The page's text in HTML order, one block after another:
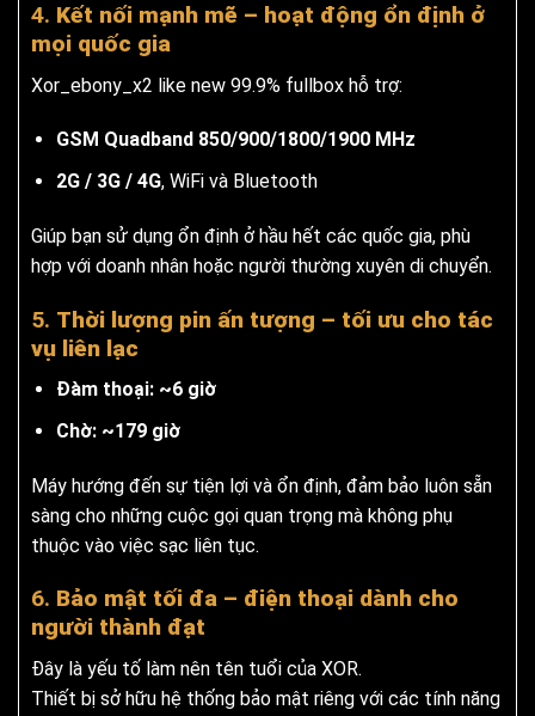
4. Kết nối mạnh mẽ – hoạt động ổn định ở
mọi quốc gia
Xor_ebony_x2 like new 99.9% fullbox hỗ trợ:
GSM Quadband 850/900/1800/1900 MHz
2G / 3G / 4G, WiFi và Bluetooth
Giúp bạn sử dụng ổn định ở hầu hết các quốc gia, phù
hợp với doanh nhân hoặc người thường xuyên di chuyển.
5. Thời lượng pin ấn tượng – tối ưu cho tác
vụ liên lạc
Đàm thoại: ~6 giờ
Chờ: ~179 giờ
Máy hướng đến sự tiện lợi và ổn định, đảm bảo luôn sẵn
sàng cho những cuộc gọi quan trọng mà không phụ
thuộc vào việc sạc liên tục.
6. Bảo mật tối đa – điện thoại dành cho
người thành đạt
Đây là yếu tố làm nên tên tuổi của XOR.
Thiết bị sở hữu hệ thống bảo mật riêng với các tính năng